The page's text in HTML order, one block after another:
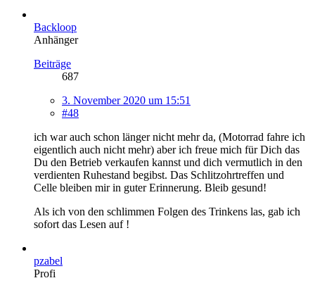
Backloop
Anhänger
Beiträge
687
3. November 2020 um 15:51
#48
ich war auch schon länger nicht mehr da, (Motorrad fahre ich
eigentlich auch nicht mehr) aber ich freue mich für Dich das
Du den Betrieb verkaufen kannst und dich vermutlich in den
verdienten Ruhestand begibst. Das Schlitzohrtreffen und
Celle bleiben mir in guter Erinnerung. Bleib gesund!
Als ich von den schlimmen Folgen des Trinkens las, gab ich
sofort das Lesen auf !
pzabel
Profi